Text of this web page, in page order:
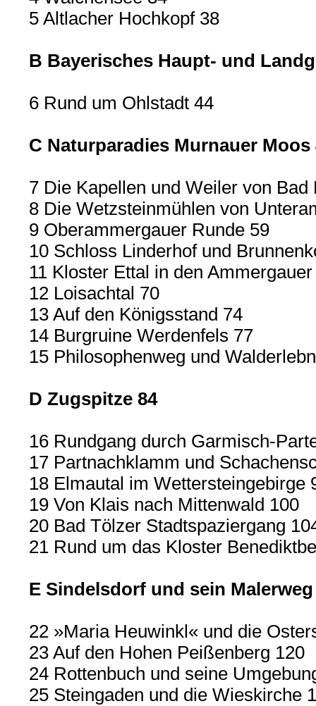
5 Altlacher Hochkopf 38
B Bayerisches Haupt- und
6 Rund um Ohlstadt 44
C Naturparadies Murnauer Moos
7 Die Kapellen und Weiler von Bad
8 Die Wetzsteinmühlen von
9 Oberammergauer Runde 59
10 Schloss Linderhof und
11 Kloster Ettal in den
12 Loisachtal 70
13 Auf den Königsstand 74
14 Burgruine Werdenfels 77
15 Philosophenweg und
D Zugspitze 84
16 Rundgang durch Garmisch-
17 Partnachklamm und
18 Elmautal im Wettersteingebirge
19 Von Klais nach Mittenwald 100
20 Bad Tölzer Stadtspaziergang
21 Rund um das Kloster
E Sindelsdorf und sein Malerweg
22 »Maria Heuwinkl« und die
23 Auf den Hohen Peißenberg 120
24 Rottenbuch und seine
25 Steingaden und die Wieskirche